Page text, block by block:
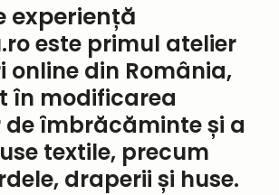
experiență
este primul atelier
online din România,
în modificarea
îmbrăcăminte și a
textile, precum
draperii și huse.